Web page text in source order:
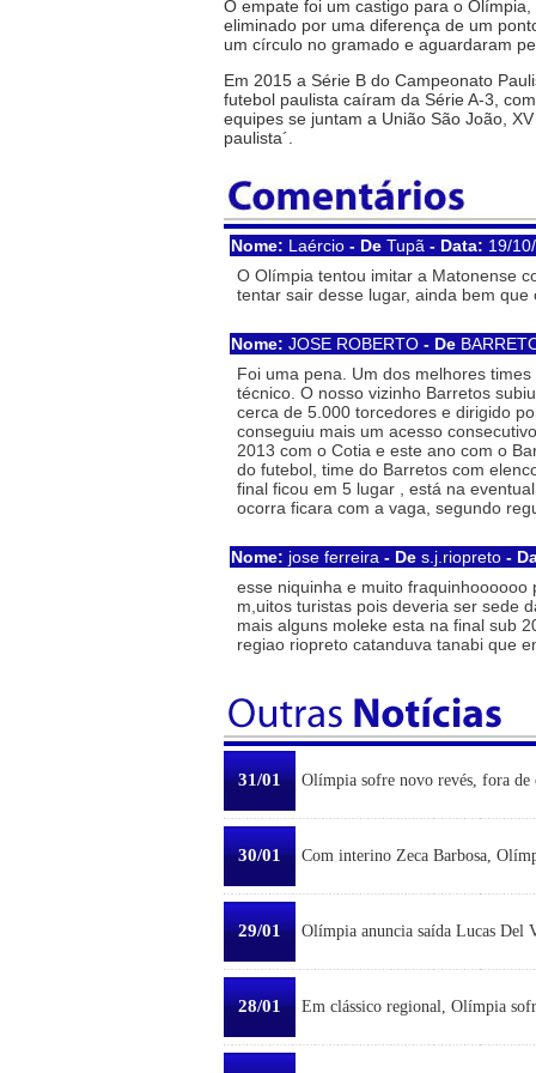
O empate foi um castigo para o
eliminado por uma diferença de um
um círculo no gramado e aguardaram
Em 2015 a Série B do Campeonato
futebol paulista caíram da Série A-3,
equipes se juntam a União São João,
paulista´.
Nome: Laércio - De Tupã - Data: 19/
O Olímpia tentou imitar a Matonense
tentar sair desse lugar, ainda bem
Nome: JOSE ROBERTO - De
Foi uma pena. Um dos melhores
técnico. O nosso vizinho Barretos
cerca de 5.000 torcedores e dirigido
conseguiu mais um acesso
2013 com o Cotia e este ano com o
do futebol, time do Barretos com
final ficou em 5 lugar , está na
ocorra ficara com a vaga, segundo
Nome: jose ferreira - De s.j.riopreto -
esse niquinha e muito
m,uitos turistas pois deveria ser sede
mais alguns moleke esta na final sub
regiao riopreto catanduva tanabi que
31/01 Olímpia sofre novo revés, fora de
30/01 Com interino Zeca Barbosa,
29/01 Olímpia anuncia saída Lucas Del
28/01 Em clássico regional, Olímpia